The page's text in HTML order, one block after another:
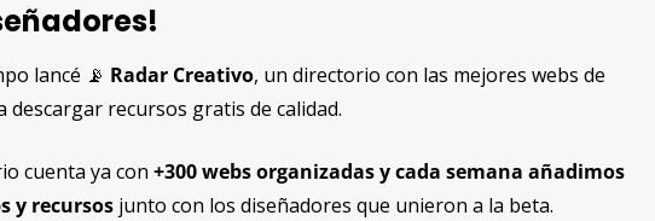
lancé 📡 Radar Creativo, un directorio con las mejores webs de
descargar recursos gratis de calidad.
cuenta ya con +300 webs organizadas y cada semana añadimos
y recursos junto con los diseñadores que unieron a la beta.